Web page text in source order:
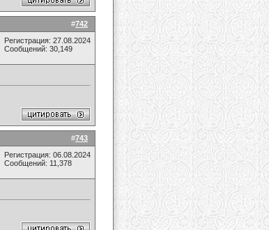
#742
Регистрация: 27.08.2024
Сообщений: 30,149
#743
Регистрация: 06.08.2024
Сообщений: 11,378